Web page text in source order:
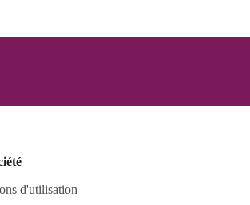
d'utilisation